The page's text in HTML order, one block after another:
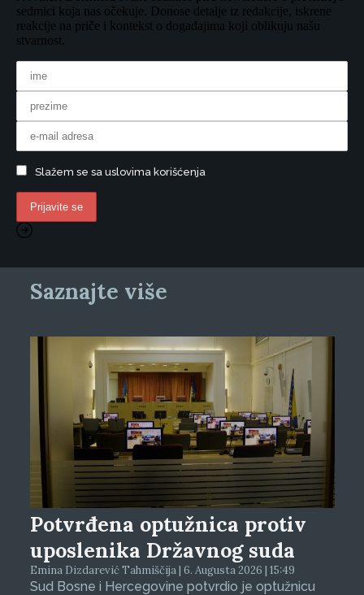
sedmici koja nas očekuje. Donose detalje iz redakcije, iskrene
reakcije na priče i kontekst o događajima koji oblikuju našu
stvarnost.
Slažem se sa uslovima korišćenja
Saznajte više
Potvrđena optužnica protiv
uposlenika Državnog suda
Emina Dizdarević Tahmiščija | 6. Augusta 2026 | 15:49
Sud Bosne i Hercegovine potvrdio je optužnicu